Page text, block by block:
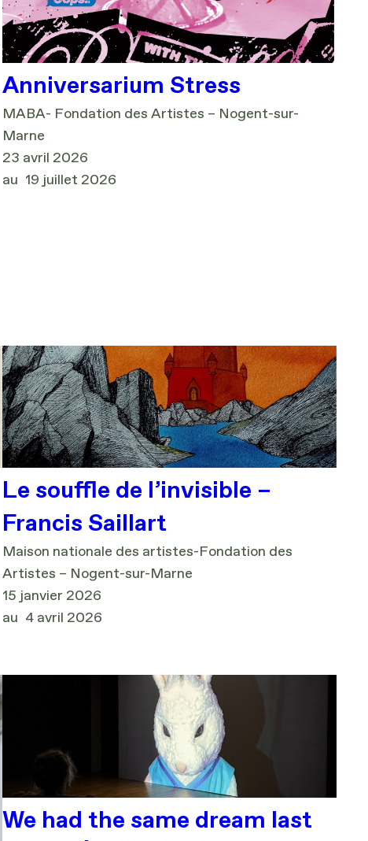
Anniversarium Stress
MABA- Fondation des Artistes – Nogent-sur-
Marne
23 avril 2026
au
19 juillet 2026
Le souffle de l’invisible –
Francis Saillart
Maison nationale des artistes-Fondation des
Artistes – Nogent-sur-Marne
15 janvier 2026
au
4 avril 2026
We had the same dream last